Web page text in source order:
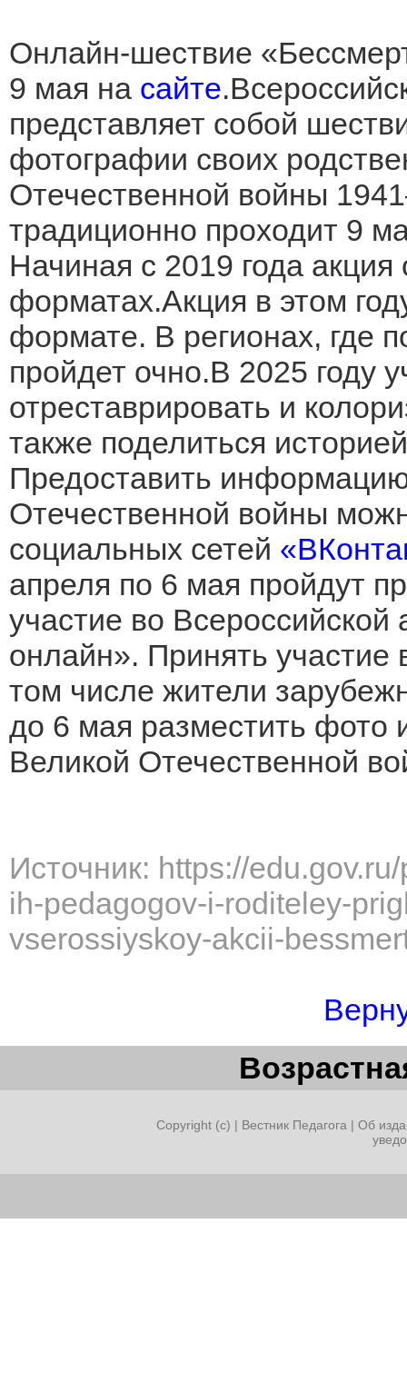
Онлайн-шествие
9 мая на сайте
представляет собой
фотографии своих
Отечественной войны
традиционно проходит 9
Начиная с 2019 года
форматах.Акция в этом
формате. В регионах, где
пройдет очно.В 2025 году
отреставрировать и
также поделиться
Предоставить
Отечественной войны
социальных сетей
апреля по 6 мая пройдут
участие во
онлайн». Принять
том числе жители
до 6 мая разместить
Великой Отечественной
Источник: https://
ih-pedagogov-i-roditeley-
vserossiyskoy-akcii-
Copyright (c) | Вестник Педагога | Об